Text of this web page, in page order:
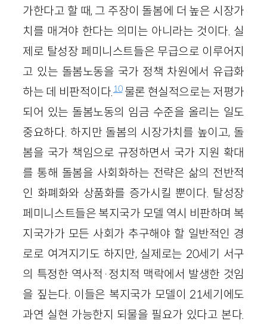
가한다고 할 때, 그 주장이 돌봄에 더 높은 시장가
치를 매겨야 한다는 의미는 아니라는 것이다. 실
제로 탈성장 페미니스트들은 무급으로 이루어지
고 있는 돌봄노동을 국가 정책 차원에서 유급화
하는 데 비판적이다. 10물론 현실적으로는 저평가
되어 있는 돌봄노동의 임금 수준을 올리는 일도
중요하다. 하지만 돌봄의 시장가치를 높이고, 돌
봄을 국가 책임으로 규정하면서 국가 지원 확대
를 통해 돌봄을 사회화하는 전략은 삶의 전반적
인 화폐화와 상품화를 증가시킬 뿐이다. 탈성장
페미니스트들은 복지국가 모델 역시 비판하며 복
지국가가 모든 사회가 추구해야 할 일반적인 경
로로 여겨지기도 하지만, 실제로는 20세기 서구
의 특정한 역사적·정치적 맥락에서 발생한 것임
을 짚는다. 이들은 복지국가 모델이 21세기에도
과연 실현 가능한지 되물을 필요가 있다고 본다.